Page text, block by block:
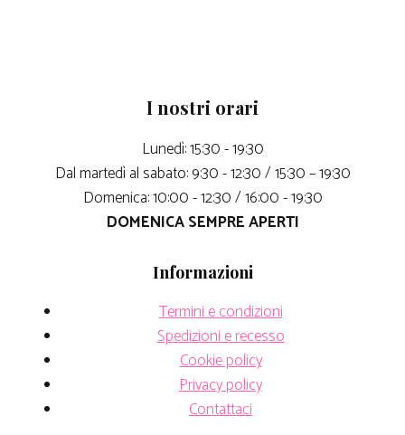
I nostri orari
Lunedì: 15:30 - 19:30
Dal martedì al sabato: 9:30 - 12:30 / 15:30 – 19:30
Domenica: 10:00 - 12:30 / 16:00 - 19:30
DOMENICA SEMPRE APERTI
Informazioni
Termini e condizioni
Spedizioni e recesso
Cookie policy
Privacy policy
Contattaci